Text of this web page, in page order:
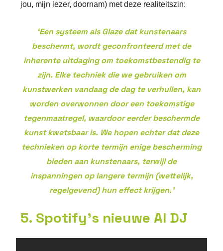
jou, mijn lezer, doornam) met deze realiteitszin:
‘Een systeem als Glaze dat kunstenaars
beschermt, wordt geconfronteerd met de
inherente uitdaging om toekomstbestendig te
zijn. Elke techniek die we gebruiken om
kunstwerken vandaag de dag te verhullen, kan
worden overwonnen door een toekomstige
tegenmaatregel, waardoor eerder beschermde
kunst kwetsbaar is. We hopen echter dat deze
technieken op korte termijn enige bescherming
bieden aan kunstenaars, terwijl de
inspanningen op langere termijn (wettelijk,
regelgevend) hun effect krijgen.’
5. Spotify’s nieuwe AI DJ